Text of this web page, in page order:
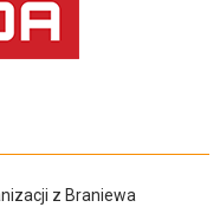
z Braniewa